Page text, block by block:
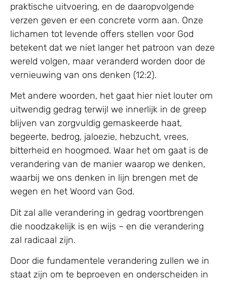
praktische uitvoering, en de daaropvolgende
verzen geven er een concrete vorm aan. Onze
lichamen tot levende offers stellen voor God
betekent dat we niet langer het patroon van deze
wereld volgen, maar veranderd worden door de
vernieuwing van ons denken (12:2).
Met andere woorden, het gaat hier niet louter om
uitwendig gedrag terwijl we innerlijk in de greep
blijven van zorgvuldig gemaskeerde haat,
begeerte, bedrog, jaloezie, hebzucht, vrees,
bitterheid en hoogmoed. Waar het om gaat is de
verandering van de manier waarop we denken,
waarbij we ons denken in lijn brengen met de
wegen en het Woord van God.
Dit zal alle verandering in gedrag voortbrengen
die noodzakelijk is en wijs – en die verandering
zal radicaal zijn.
Door die fundamentele verandering zullen we in
staat zijn om te beproeven en onderscheiden in